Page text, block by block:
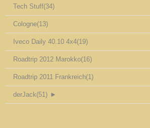
Tech Stuff(34)
Cologne(13)
Iveco Daily 40.10 4x4(19)
Roadtrip 2012 Marokko(16)
Roadtrip 2011 Frankreich(1)
derJack(51) ►